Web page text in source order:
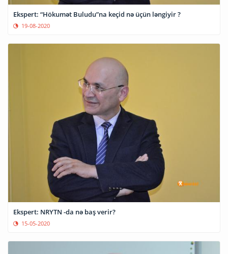
Ekspert: “Hökumət Buludu”na keçid nə üçün ləngiyir ?
19-08-2020
Ekspert: NRYTN -da nə baş verir?
15-05-2020